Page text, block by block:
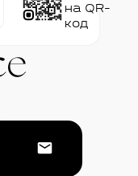
на QR-
код